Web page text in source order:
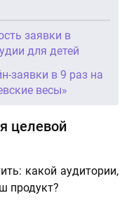
заявки в
для детей
заявки в 9 раз на
весы»
целевой
какой аудитории,
продукт?